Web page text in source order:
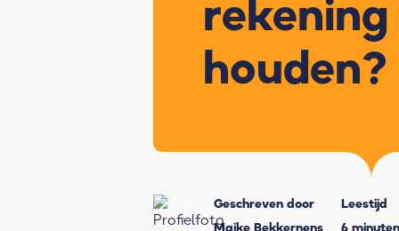
houden?
Geschreven door
Leestijd